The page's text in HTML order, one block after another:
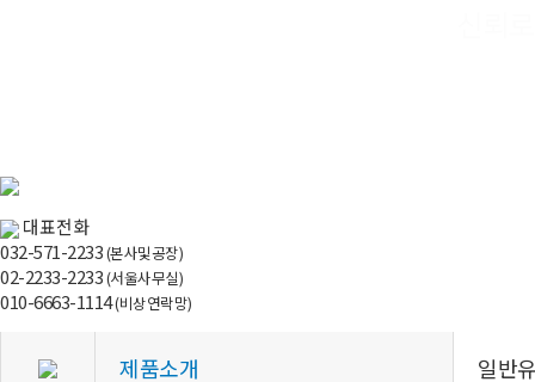
대표전화
032-571-2233(본사및공장)
02-2233-2233(서울사무실)
010-6663-1114(비상연락망)
제품소개 일반